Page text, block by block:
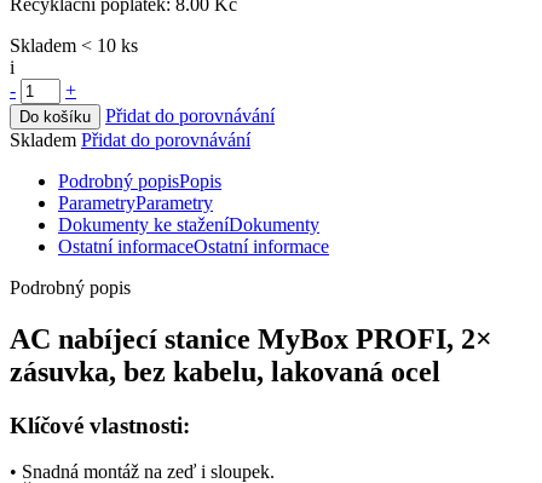
Skladem < 10 ks
i
-
+
Do košíku
Přidat do porovnávání
Skladem Přidat do porovnávání
Podrobný popisPopis
ParametryParametry
Dokumenty ke staženíDokumenty
Ostatní informaceOstatní informace
Podrobný popis
AC nabíjecí stanice MyBox PROFI, 2×
zásuvka, bez kabelu, lakovaná ocel
Klíčové vlastnosti:
• Snadná montáž na zeď i sloupek.